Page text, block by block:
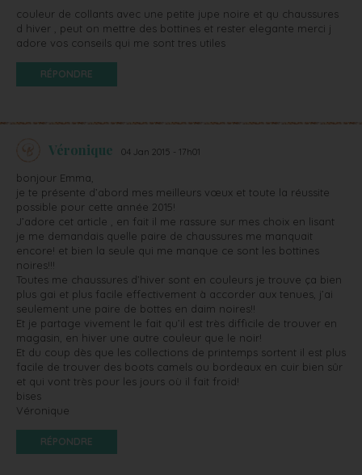
couleur de collants avec une petite jupe noire et qu chaussures
d hiver , peut on mettre des bottines et rester elegante merci j
adore vos conseils qui me sont tres utiles
RÉPONDRE
Véronique 04 Jan 2015 - 17h01
bonjour Emma,
je te présente d’abord mes meilleurs vœux et toute la réussite
possible pour cette année 2015!
J’adore cet article , en fait il me rassure sur mes choix en lisant
je me demandais quelle paire de chaussures me manquait
encore! et bien la seule qui me manque ce sont les bottines
noires!!!
Toutes me chaussures d’hiver sont en couleurs je trouve ça bien
plus gai et plus facile effectivement à accorder aux tenues, j’ai
seulement une paire de bottes en daim noires!!
Et je partage vivement le fait qu’il est très difficile de trouver en
magasin, en hiver une autre couleur que le noir!
Et du coup dès que les collections de printemps sortent il est plus
facile de trouver des boots camels ou bordeaux en cuir bien sûr
et qui vont très pour les jours où il fait froid!
bises
Véronique
RÉPONDRE